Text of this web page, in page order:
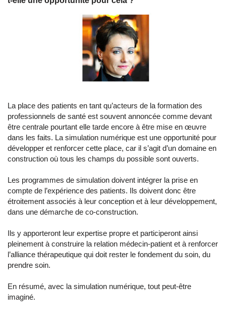
La place des patients en tant qu’acteurs de la formation des
professionnels de santé est souvent annoncée comme devant
être centrale pourtant elle tarde encore à être mise en œuvre
dans les faits. La simulation numérique est une opportunité pour
développer et renforcer cette place, car il s’agit d’un domaine en
construction où tous les champs du possible sont ouverts.
Les programmes de simulation doivent intégrer la prise en
compte de l’expérience des patients. Ils doivent donc être
étroitement associés à leur conception et à leur développement,
dans une démarche de co-construction.
Ils y apporteront leur expertise propre et participeront ainsi
pleinement à construire la relation médecin-patient et à renforcer
l’alliance thérapeutique qui doit rester le fondement du soin, du
prendre soin.
En résumé, avec la simulation numérique, tout peut-être
imaginé.